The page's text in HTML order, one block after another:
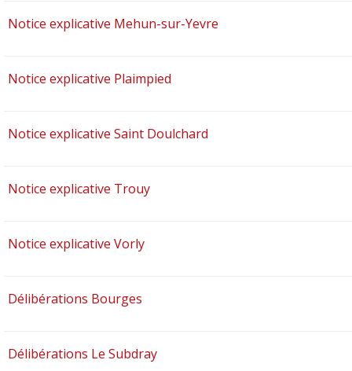
Notice explicative Mehun-sur-Yevre
Notice explicative Plaimpied
Notice explicative Saint Doulchard
Notice explicative Trouy
Notice explicative Vorly
Délibérations Bourges
Délibérations Le Subdray